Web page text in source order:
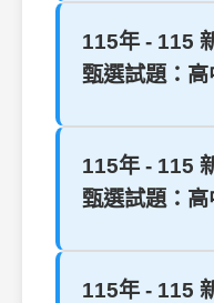
115年 - 115
甄選試題：
115年 - 115
甄選試題：
115年 - 115